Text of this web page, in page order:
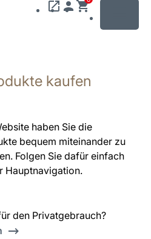
kaufen
haben Sie die
bequem miteinander zu
Folgen Sie dafür einfach
Hauptnavigation.
den Privatgebrauch?